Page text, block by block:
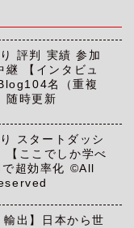
評判 実績 参加
継 【インタビュ
名（重複
随時更新
スタートダッシ
【ここでしか学べ
超効率化 ©All
輸出】日本から世